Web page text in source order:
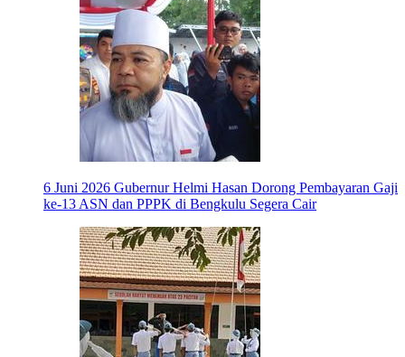
6 Juni 2026 Gubernur Helmi Hasan Dorong Pembayaran Gaji
ke-13 ASN dan PPPK di Bengkulu Segera Cair